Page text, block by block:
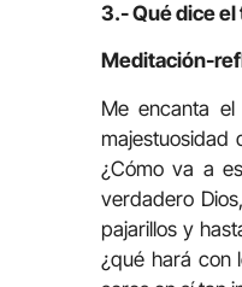
3.- Qué dice el
Meditación-
Me encanta
majestuosidad
¿Cómo va a
verdadero
pajarillos y
¿qué hará con